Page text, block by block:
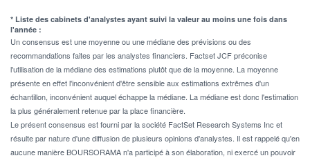
* Liste des cabinets d'analystes ayant suivi la valeur au moins une fois dans
l'année :
Un consensus est une moyenne ou une médiane des prévisions ou des
recommandations faites par les analystes financiers. Factset JCF préconise
l'utilisation de la médiane des estimations plutôt que de la moyenne. La moyenne
présente en effet l'inconvénient d'être sensible aux estimations extrêmes d'un
échantillon, inconvénient auquel échappe la médiane. La médiane est donc l'estimation
la plus généralement retenue par la place financière.
Le présent consensus est fourni par la société FactSet Research Systems Inc et
résulte par nature d'une diffusion de plusieurs opinions d'analystes. Il est rappelé qu'en
aucune manière BOURSORAMA n'a participé à son élaboration, ni exercé un pouvoir